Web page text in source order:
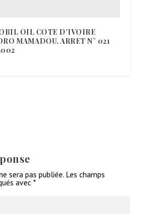
OIL COTE D’IVOIRE
MAMADOU. ARRET N° 021
sera pas publiée. Les champs
avec*